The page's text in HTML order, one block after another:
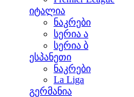
იტალია
ნაკრები
სერია ა
სერია ბ
ესპანეთი
ნაკრები
La Liga
გერმანია